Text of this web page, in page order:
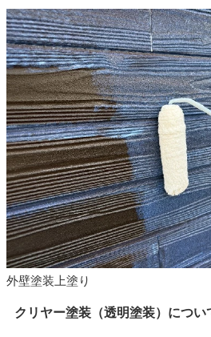
外壁塗装上塗り
クリヤー塗装（透明塗装）につい